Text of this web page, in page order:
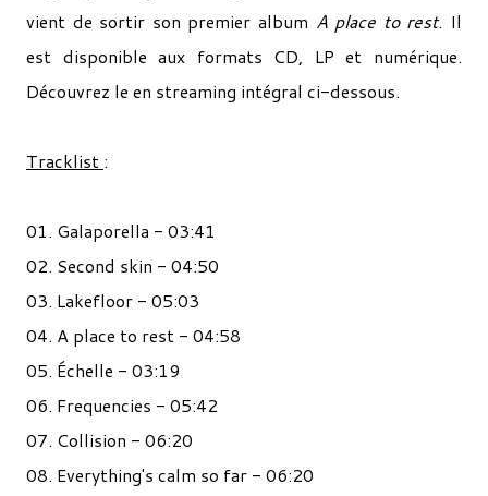
vient de sortir son premier album A place to rest. Il
est disponible aux formats CD, LP et numérique.
Découvrez le en streaming intégral ci-dessous.
Tracklist :
01. Galaporella - 03:41
02. Second skin - 04:50
03. Lakefloor - 05:03
04. A place to rest - 04:58
05. Échelle - 03:19
06. Frequencies - 05:42
07. Collision - 06:20
08. Everything's calm so far - 06:20